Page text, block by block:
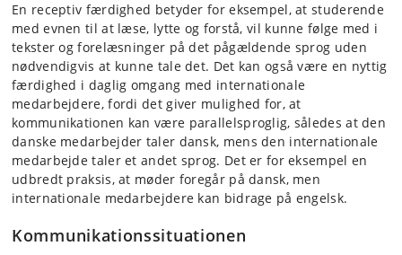
En receptiv færdighed betyder for eksempel, at studerende
med evnen til at læse, lytte og forstå, vil kunne følge med i
tekster og forelæsninger på det pågældende sprog uden
nødvendigvis at kunne tale det. Det kan også være en nyttig
færdighed i daglig omgang med internationale
medarbejdere, fordi det giver mulighed for, at
kommunikationen kan være parallelsproglig, således at den
danske medarbejder taler dansk, mens den internationale
medarbejde taler et andet sprog. Det er for eksempel en
udbredt praksis, at møder foregår på dansk, men
internationale medarbejdere kan bidrage på engelsk.
Kommunikationssituationen